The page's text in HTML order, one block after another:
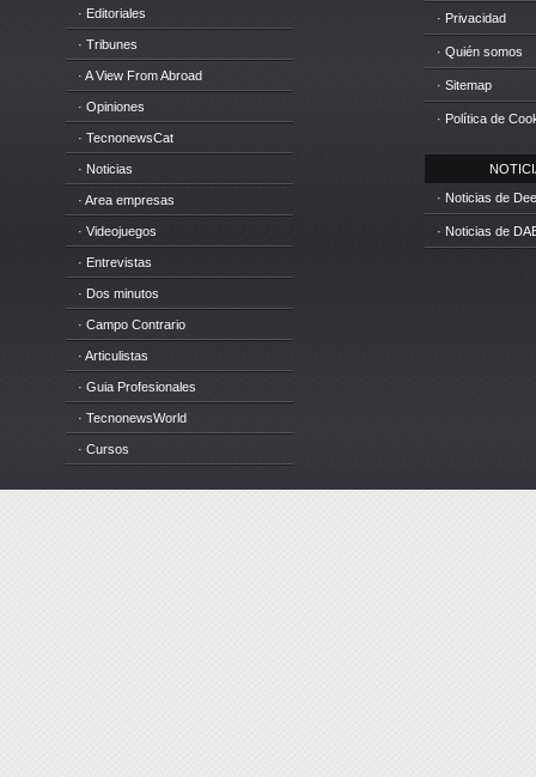
· Editoriales
· Tribunes
· A View From Abroad
· Opiniones
· TecnonewsCat
· Noticias
· Area empresas
· Videojuegos
· Entrevistas
· Dos minutos
· Campo Contrario
· Articulistas
· Guia Profesionales
· TecnonewsWorld
· Cursos
· Privacidad
· Quién somos
· Sitemap
· Política de
· Noticias de
· Noticias de